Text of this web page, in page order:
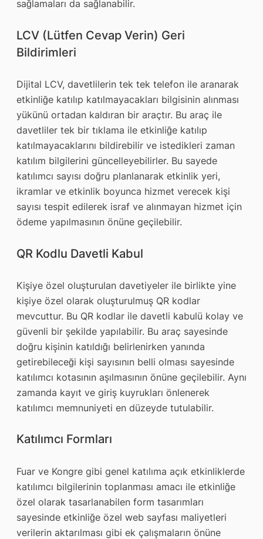
sağlamaları da sağlanabilir.
LCV (Lütfen Cevap Verin) Geri
Bildirimleri
Dijital LCV, davetlilerin tek tek telefon ile aranarak
etkinliğe katılıp katılmayacakları bilgisinin alınması
yükünü ortadan kaldıran bir araçtır. Bu araç ile
davetliler tek bir tıklama ile etkinliğe katılıp
katılmayacaklarını bildirebilir ve istedikleri zaman
katılım bilgilerini güncelleyebilirler. Bu sayede
katılımcı sayısı doğru planlanarak etkinlik yeri,
ikramlar ve etkinlik boyunca hizmet verecek kişi
sayısı tespit edilerek israf ve alınmayan hizmet için
ödeme yapılmasının önüne geçilebilir.
QR Kodlu Davetli Kabul
Kişiye özel oluşturulan davetiyeler ile birlikte yine
kişiye özel olarak oluşturulmuş QR kodlar
mevcuttur. Bu QR kodlar ile davetli kabulü kolay ve
güvenli bir şekilde yapılabilir. Bu araç sayesinde
doğru kişinin katıldığı belirlenirken yanında
getirebileceği kişi sayısının belli olması sayesinde
katılımcı kotasının aşılmasının önüne geçilebilir. Aynı
zamanda kayıt ve giriş kuyrukları önlenerek
katılımcı memnuniyeti en düzeyde tutulabilir.
Katılımcı Formları
Fuar ve Kongre gibi genel katılıma açık etkinliklerde
katılımcı bilgilerinin toplanması amacı ile etkinliğe
özel olarak tasarlanabilen form tasarımları
sayesinde etkinliğe özel web sayfası maliyetleri
verilerin aktarılması gibi ek çalışmaların önüne